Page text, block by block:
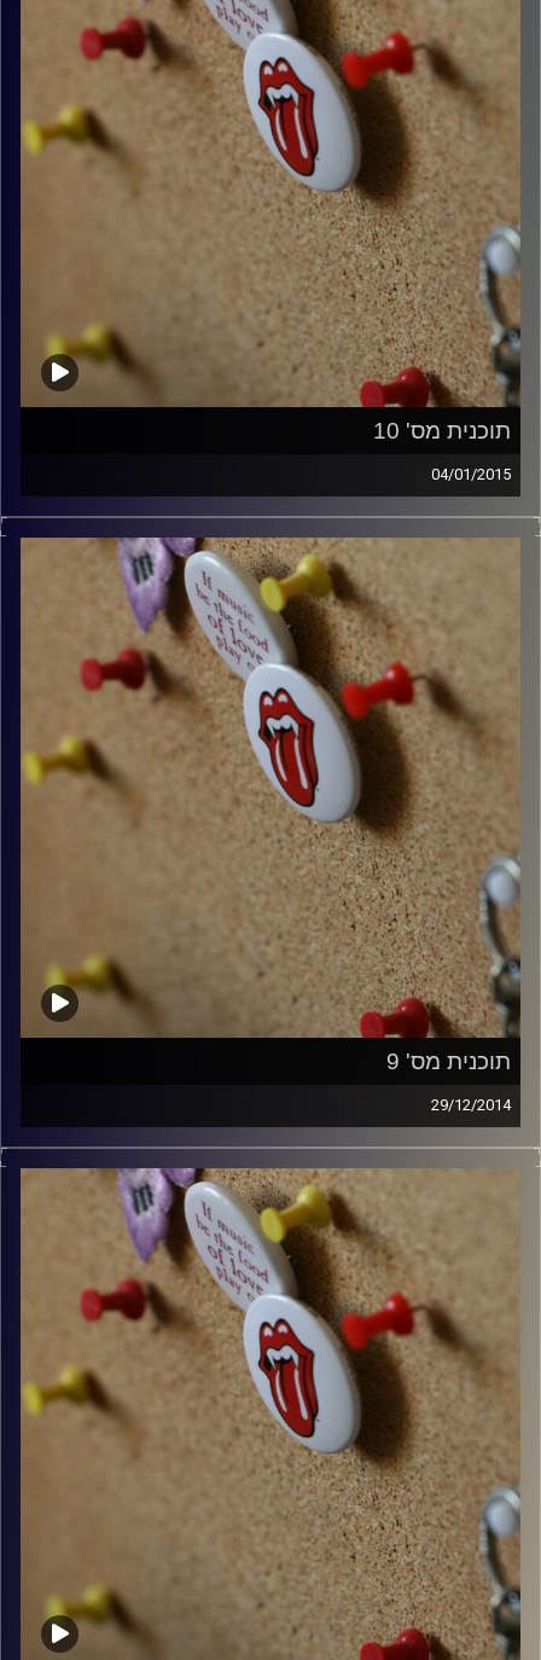
תוכנית מס' 10
04/01/2015
קלאסיקות רוק עם אורן הוף.
włodi
תוכנית מס' 9
29/12/2014
קלאסיקות רוק עם אורן הוף.
włodi